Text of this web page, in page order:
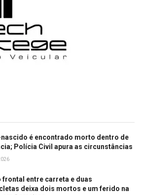
nascido é encontrado morto dentro de
Polícia Civil apura as circunstâncias
frontal entre carreta e duas
deixa dois mortos e um ferido na